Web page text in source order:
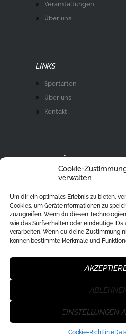
Cookie-
verwalten
Um dir ein optimales Erlebnis zu bieten,
Cookies, um Geräteinformationen zu
zuzugreifen. Wenn du diesen
wie das Surfverhalten oder eindeutige IDs
verarbeiten. Wenn du deine Zustimmung
können bestimmte Merkmale und
EINSTELLUNGEN
Cookie-Richtlinie
Veranstaltungen
Über uns
LINKS
Sportarten
Über uns
Kontakt
AKTIVITÄT
Ski Alpin
Langlaufen
Eislaufen
Ski Tour
WSU Klagenfurt Nord©